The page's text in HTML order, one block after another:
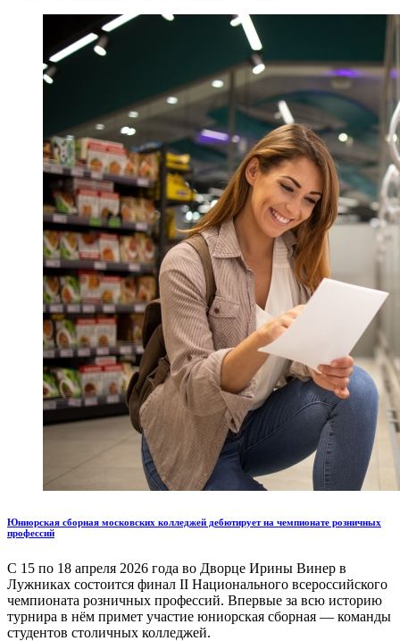
Юниорская сборная московских колледжей дебютирует на чемпионате розничных
профессий
С 15 по 18 апреля 2026 года во Дворце Ирины Винер в
Лужниках состоится финал II Национального всероссийского
чемпионата розничных профессий. Впервые за всю историю
турнира в нём примет участие юниорская сборная — команды
студентов столичных колледжей.